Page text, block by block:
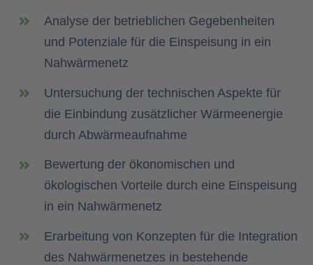
Analyse der betrieblichen Gegebenheiten
und Potenzialefür die Einspeisung in ein
Nahwärmenetz
Untersuchung der technischen Aspekte für
die Einbindung zusätzlicher Wärmeenergie
durch Abwärmeaufnahme
Bewertung der ökonomischen und
ökologischenVorteile durch eine Einspeisung
in ein Nahwärmenetz
Erarbeitung von Konzepten für die Integration
des Nahwärmenetzes in bestehende